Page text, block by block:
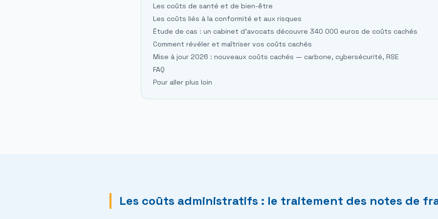
Les coûts de santé et de bien-être
Les coûts liés à la conformité et aux risques
Étude de cas : un cabinet d'avocats découvre 340 000 euros de coûts cachés
Comment révéler et maîtriser vos coûts cachés
Mise à jour 2026 : nouveaux coûts cachés — carbone, cybersécurité, RSE
FAQ
Pour aller plus loin
Les coûts administratifs : le traitement des notes de